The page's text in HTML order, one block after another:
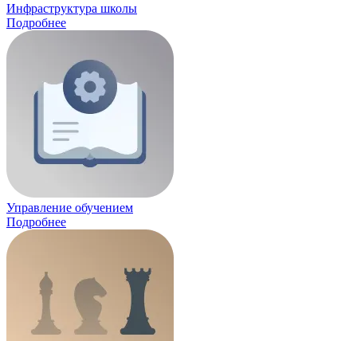
Инфраструктура школы
Подробнее
Управление обучением
Подробнее